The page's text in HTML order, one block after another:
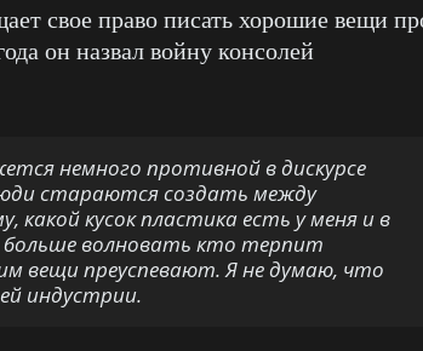
свое право писать хорошие вещи
он назвал войну консолей
немного противной в дискурсе
стараются создать между
кусок пластика есть у меня и в
больше волновать кто терпит
вещи преуспевают. Я не думаю, что
индустрии.